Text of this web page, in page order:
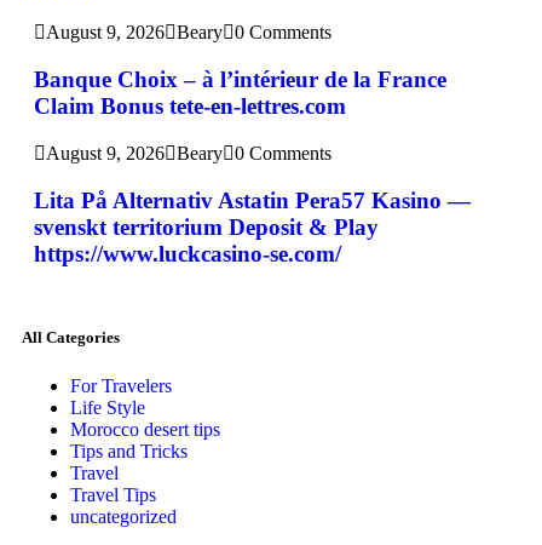
August 9, 2026 Beary 0 Comments
Banque Choix – à l’intérieur de la France
Claim Bonus tete-en-lettres.com
August 9, 2026 Beary 0 Comments
Lita På Alternativ Astatin Pera57 Kasino —
svenskt territorium Deposit & Play
https://www.luckcasino-se.com/
All Categories
For Travelers
Life Style
Morocco desert tips
Tips and Tricks
Travel
Travel Tips
uncategorized